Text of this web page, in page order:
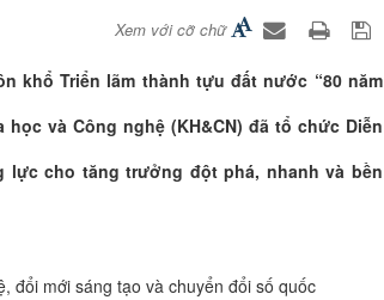
Xem với cỡ chữ
khổ Triển lãm thành tựu đất nước “80 năm
và Công nghệ (KH&CN) đã tổ chức Diễn
cho tăng trưởng đột phá, nhanh và bền
đổi mới sáng tạo và chuyển đổi số quốc